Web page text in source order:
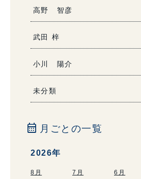
高野 智彦
武田 梓
小川 陽介
未分類
calendar_month 月ごとの一覧
2026年
8月 7月 6月